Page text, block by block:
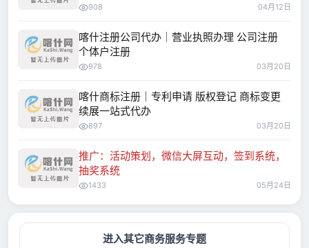
908 04月12日
喀什注册公司代办｜营业执照办理 公司注册
个体户注册
978 03月20日
喀什商标注册｜专利申请 版权登记 商标变更
续展一站式代办
897 03月20日
推广：活动策划，微信大屏互动，签到系统，
抽奖系统
1433 05月24日
进入其它商务服务专题